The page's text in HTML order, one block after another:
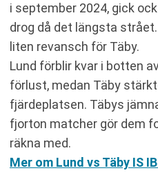
i september 2024, gick
drog då det längsta
liten revansch för Täby.
Lund förblir kvar i botten
förlust, medan Täby
fjärdeplatsen. Täbys
fjorton matcher gör dem
räkna med.
Mer om Lund vs Täby IS